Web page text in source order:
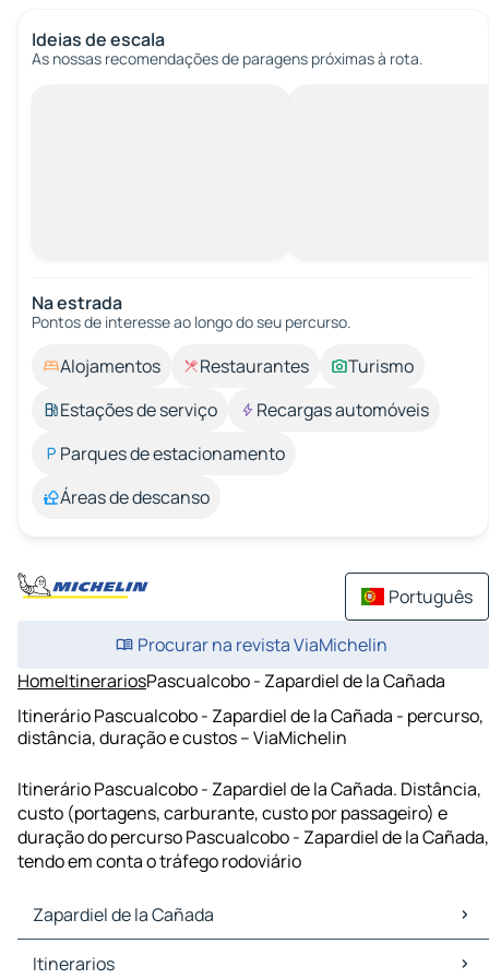
Ideias de escala
As nossas recomendações de paragens próximas à rota.
Na estrada
Pontos de interesse ao longo do seu percurso.
Alojamentos Restaurantes
Turismo
Estações de serviço
Recargas automóveis
Parques de estacionamento
Áreas de descanso
Português
Procurar na revista ViaMichelin
HomeItinerariosPascualcobo - Zapardiel de la Cañada
Itinerário Pascualcobo - Zapardiel de la Cañada - percurso,
distância, duração e custos – ViaMichelin
Itinerário Pascualcobo - Zapardiel de la Cañada. Distância,
custo (portagens, carburante, custo por passageiro) e
duração do percurso Pascualcobo - Zapardiel de la Cañada,
tendo em conta o tráfego rodoviário
Zapardiel de la Cañada
Zapardiel de la Cañada Mapas Plantas
Itinerarios